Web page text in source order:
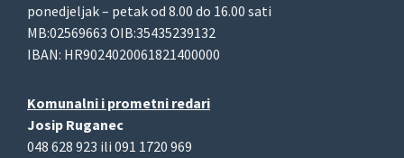
ponedjeljak – petak od 8.00 do 16.00 sati
MB:02569663 OIB:35435239132
IBAN: HR9024020061821400000
Komunalni i prometni redari
Josip Ruganec
048 628 923 ili 091 1720 969